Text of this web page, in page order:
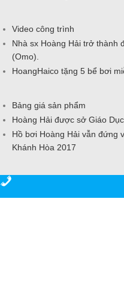
Video công trình
Nhà sx Hoàng Hải trở thành
(Omo).
HoangHaico tặng 5 bể bơi
Bảng giá sản phẩm
Hoàng Hải được sở Giáo
Hồ bơi Hoàng Hải vẫn đứng
Khánh Hòa 2017